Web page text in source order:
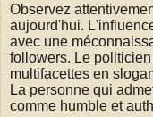
Observez
aujourd'hui.
avec une
followers. Le
multifacettes en
La personne qui
comme humble et